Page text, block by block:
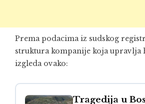
Prema podacima iz sudskog
struktura kompanije koja upravlja
izgleda ovako:
Tragedija u